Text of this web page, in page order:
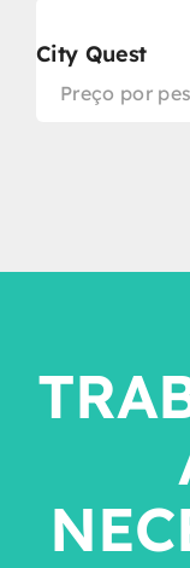
City Quest
Preço por